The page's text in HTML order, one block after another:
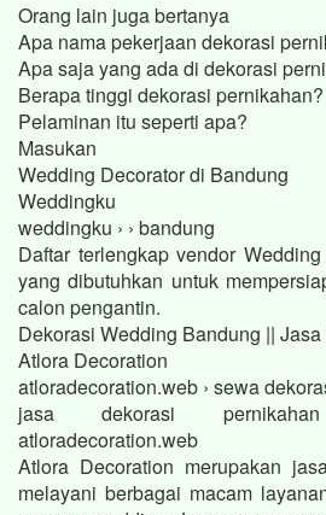
Orang lain juga bertanya
Apa nama pekerjaan dekorasi
Apa saja yang ada di dekorasi
Berapa tinggi dekorasi pernikahan?
Pelaminan itu seperti apa?
Masukan
Wedding Decorator di Bandung
Weddingku
weddingku › › bandung
Daftar terlengkap vendor
yang dibutuhkan untuk
calon pengantin.
Dekorasi Wedding Bandung ||
Atlora Decoration
atloradecoration.web › sewa
jasa dekorasi
atloradecoration.web
Atlora Decoration merupakan
melayani berbagai macam